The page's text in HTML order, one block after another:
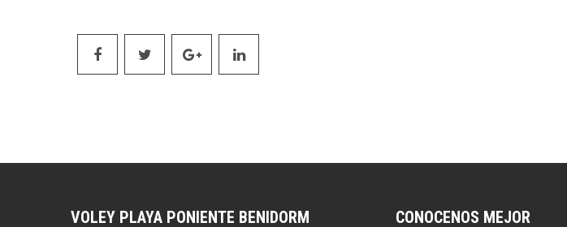
VOLEY PLAYA PONIENTE BENIDORM CONOCENOS MEJOR